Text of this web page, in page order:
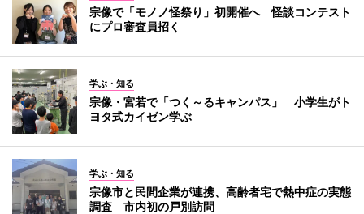
宗像で「モノノ怪祭り」初開催へ 怪談コンテスト
にプロ審査員招く
学ぶ・知る
宗像・宮若で「つく～るキャンパス」 小学生がト
ヨタ式カイゼン学ぶ
学ぶ・知る
宗像市と民間企業が連携、高齢者宅で熱中症の実態
調査 市内初の戸別訪問